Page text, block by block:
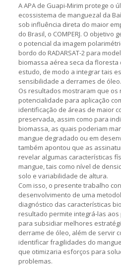
A APA de Guapi-Mirim protege o
ecossistema de manguezal da
sob influência direta do maior
do Brasil, o COMPERJ. O
o potencial da imagem
bordo do RADARSAT-2 para
biomassa aérea seca da floresta
estudo, de modo a integrar tais
sensibilidade a derrames de óleo.
Os resultados mostraram que os
potencialidade para aplicação
identificação de áreas de maior
preservada, assim como para
biomassa, as quais poderiam
mangue degradado ou em
também apontou que as
revelar algumas características
mangue, tais como nível de
solo e variabilidade de altura.
Com isso, o presente trabalho
desenvolvimento de uma
diagnóstico das características
resultado permite integrá-las
para subsidiar melhores
derrame de óleo, além de servir
identificar fragilidades do
que otimizaria esforços para
problemas.